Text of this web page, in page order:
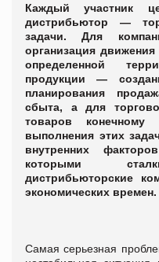
Каждый участник
дистрибьютор —
задачи. Для
организация
определенной
продукции —
планирования
сбыта, а для
товаров конечному
выполнения этих
внутренних
которыми
дистрибьюторские
экономических времен.
Самая серьезная